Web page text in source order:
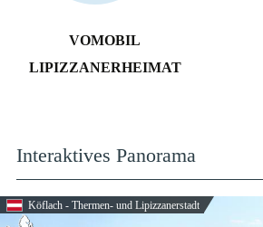
VOMOBIL
LIPIZZANERHEIMAT
Interaktives Panorama
Köflach - Thermen- und Lipizzanerstadt